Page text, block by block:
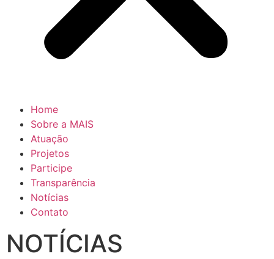
Home
Sobre a MAIS
Atuação
Projetos
Participe
Transparência
Notícias
Contato
NOTÍCIAS